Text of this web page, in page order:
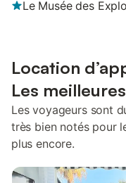
Le Musée des
Location
Les
Les voyageurs sont
très bien notés pour
plus encore.